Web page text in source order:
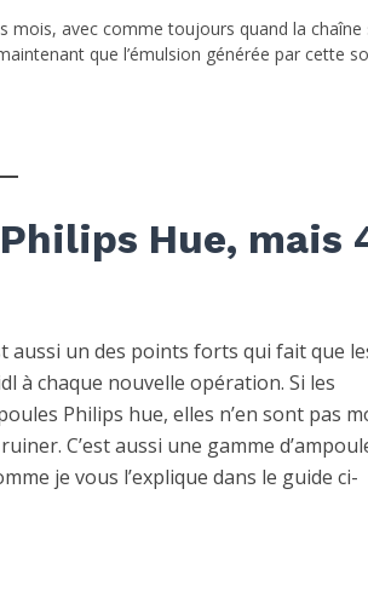
mois, avec comme toujours quand la chaîne
que l’émulsion générée par cette
Hue, mais
aussi un des points forts qui fait que
à chaque nouvelle opération. Si les
Philips hue, elles n’en sont pas
C’est aussi une gamme
je vous l’explique dans le guide ci-